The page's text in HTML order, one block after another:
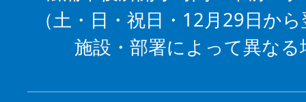
（土・日・祝日・12月29日か
施設・部署によって異な